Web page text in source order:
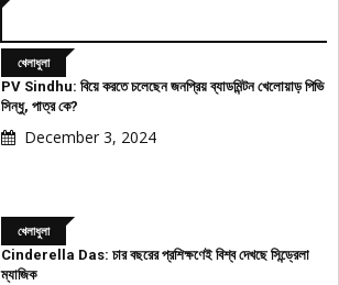
খেলাধুলা
PV Sindhu: বিয়ে করতে চলেছেন জনপ্রিয় ব্যাডমিন্টন খেলোয়াড় পিভি
সিন্ধু, পাত্র কে?
December 3, 2024
খেলাধুলা
Cinderella Das: চার বছরের প্রশিক্ষণেই বিশ্ব দেখছে সিন্ড্রেলা
ম্যাজিক